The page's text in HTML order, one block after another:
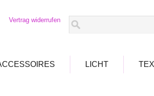
Vertrag widerrufen
LICHT